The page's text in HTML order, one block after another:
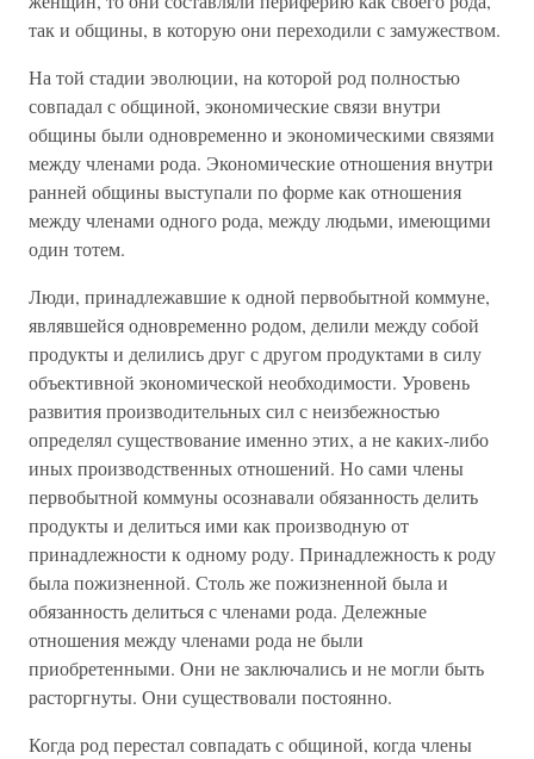
так и общины, в которую они переходили с замужеством.
На той стадии эволюции, на которой род полностью
совпадал с общиной, экономические связи внутри
общины были одновременно и экономическими связями
между членами рода. Экономические отношения внутри
ранней общины выступали по форме как отношения
между членами одного рода, между людьми, имеющими
один тотем.
Люди, принадлежавшие к одной первобытной коммуне,
являвшейся одновременно родом, делили между собой
продукты и делились друг с другом продуктами в силу
объективной экономической необходимости. Уровень
развития производительных сил с неизбежностью
определял существование именно этих, а не каких-либо
иных производственных отношений. Но сами члены
первобытной коммуны осознавали обязанность делить
продукты и делиться ими как производную от
принадлежности к одному роду. Принадлежность к роду
была пожизненной. Столь же пожизненной была и
обязанность делиться с членами рода. Дележные
отношения между членами рода не были
приобретенными. Они не заключались и не могли быть
расторгнуты. Они существовали постоянно.
Когда род перестал совпадать с общиной, когда члены